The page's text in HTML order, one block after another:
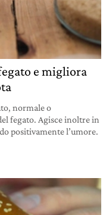
e migliora
normale o
fegato. Agisce inoltre in
positivamente l’umore.